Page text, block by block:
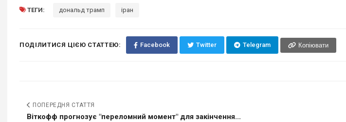
ТЕГИ: дональд трамп іран
ПОДІЛИТИСЯ ЦІЄЮ СТАТТЕЮ: Facebook Twitter Telegram Копіювати
ПОПЕРЕДНЯ СТАТТЯ
Віткофф прогнозує "переломний момент" для закінчення...